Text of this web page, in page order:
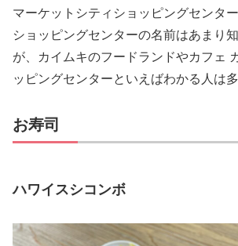
マーケットシティショッピングセンタ
ショッピングセンターの名前はあまり
が、カイムキのフードランドやカフェ
ッピングセンターといえばわかる人は
お寿司
ハワイスシコンボ